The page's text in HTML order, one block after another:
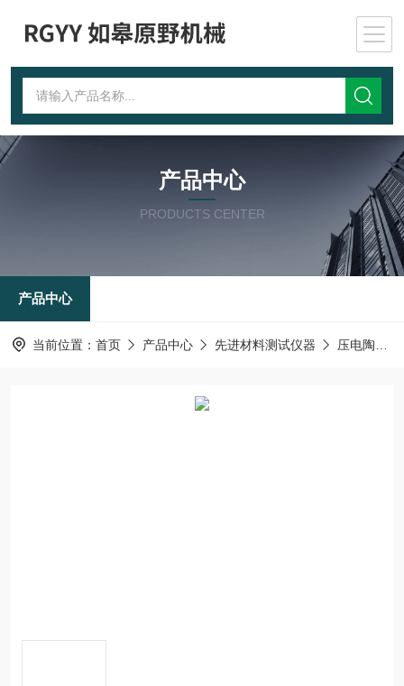
产品中心
PRODUCTS CENTER
产品中心
当前位置： 首页 产品中心 先进材料测试仪器 压电陶瓷元件